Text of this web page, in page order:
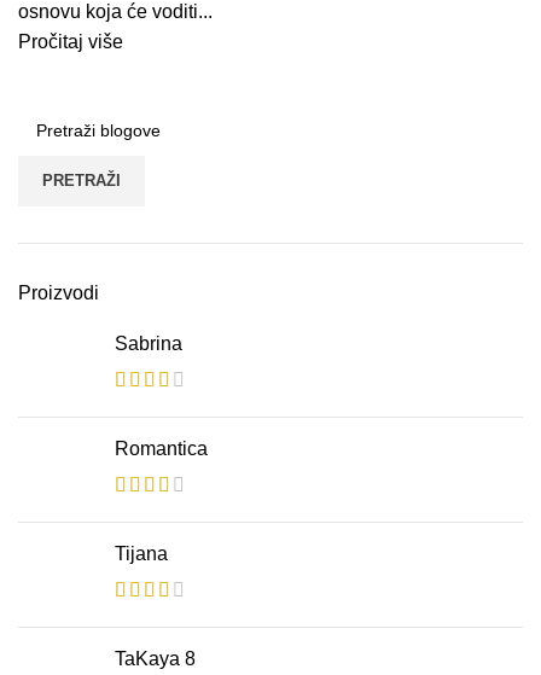
osnovu koja će voditi...
Pročitaj više
PRETRAŽI
Proizvodi
Sabrina
Romantica
Tijana
TaKaya 8